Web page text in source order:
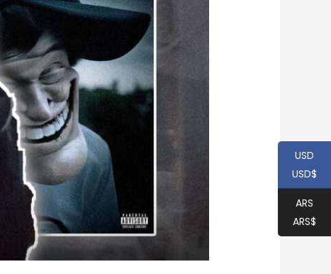
USD
USD$
ARS
ARS$